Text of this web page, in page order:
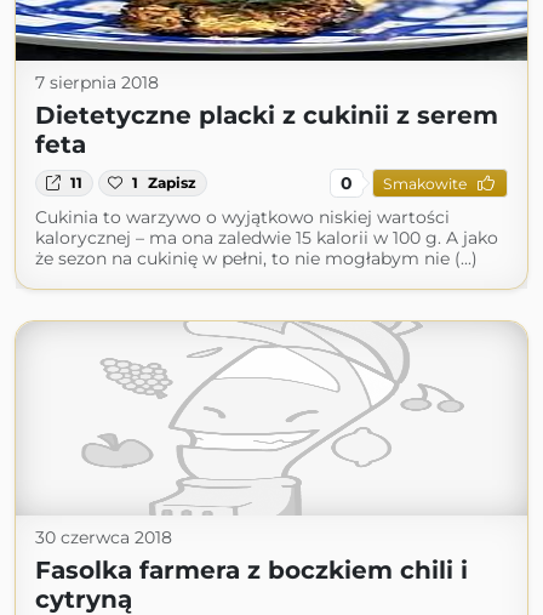
7 sierpnia 2018
Dietetyczne placki z cukinii z serem
feta
11 1 Zapisz 0 Smakowite
Cukinia to warzywo o wyjątkowo niskiej wartości
kalorycznej – ma ona zaledwie 15 kalorii w 100 g. A jako
że sezon na cukinię w pełni, to nie mogłabym nie (...)
30 czerwca 2018
Fasolka farmera z boczkiem chili i
cytryną